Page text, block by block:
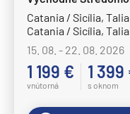
Catania / Sicília,
Catania / Sicília,
15. 08. - 22. 08. 2026
1 199 €
vnútorná
1 399
s oknom